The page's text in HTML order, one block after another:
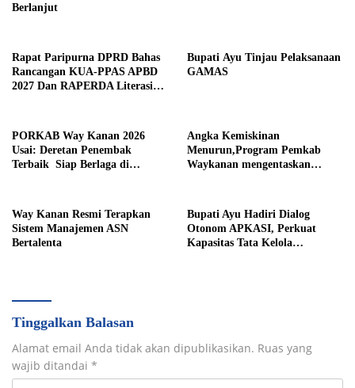
Berlanjut
Rapat Paripurna DPRD Bahas
Rancangan KUA-PPAS APBD
2027 Dan RAPERDA Literasi
Bupati Ayu Tinjau Pelaksanaan
GAMAS
PORKAB Way Kanan 2026
Usai: Deretan Penembak
Terbaik Siap Berlaga di
Angka Kemiskinan
Menurun,Program Pemkab
Waykanan mengentaskan
Way Kanan Resmi Terapkan
Sistem Manajemen ASN
Bertalenta
Bupati Ayu Hadiri Dialog
Otonom APKASI, Perkuat
Kapasitas Tata Kelola
Tinggalkan Balasan
Alamat email Anda tidak akan dipublikasikan. Ruas yang
wajib ditandai *